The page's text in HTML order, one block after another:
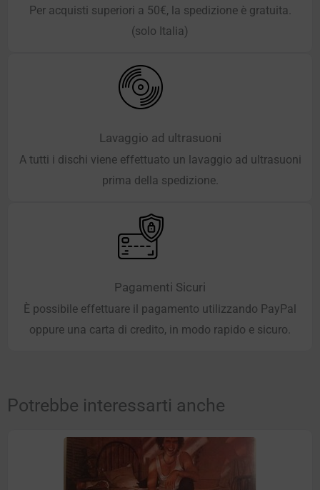
Per acquisti superiori a 50€, la spedizione è gratuita.
(solo Italia)
Lavaggio ad ultrasuoni
A tutti i dischi viene effettuato un lavaggio ad ultrasuoni
prima della spedizione.
Pagamenti Sicuri
È possibile effettuare il pagamento utilizzando PayPal
oppure una carta di credito, in modo rapido e sicuro.
Potrebbe interessarti anche